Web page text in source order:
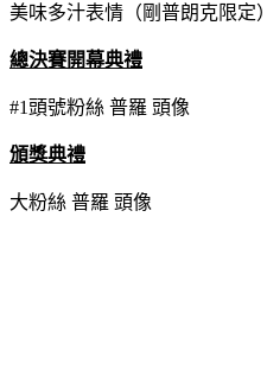
美味多汁表情（剛普朗克限定）
總決賽開幕典禮
#1頭號粉絲 普羅 頭像
頒獎典禮
大粉絲 普羅 頭像